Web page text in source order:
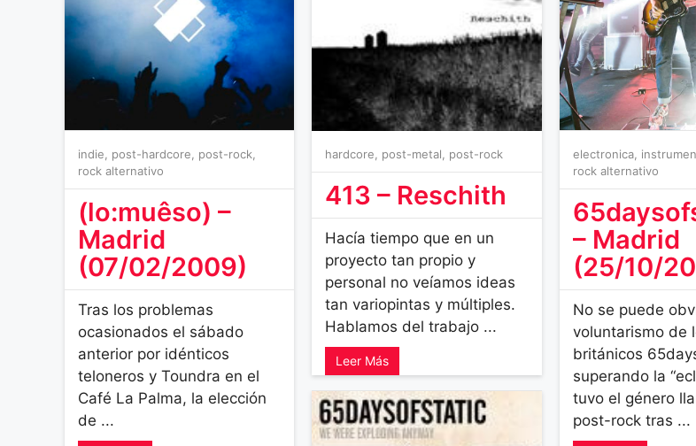
indie, post-hardcore, post-rock,
rock alternativo
(lo:muêso) –
Madrid
(07/02/2009)
Tras los problemas
ocasionados el sábado
anterior por idénticos
teloneros y Toundra en el
Café La Palma, la elección
de ...
hardcore, post-metal, post-rock
413 – Reschith
Hacía tiempo que en un
proyecto tan propio y
personal no veíamos ideas
tan variopintas y múltiples.
Hablamos del trabajo ...
Leer Más
electronica,
rock alternativo
– Madrid
(25/10/
No se puede
voluntarismo de
británicos
superando la
tuvo el género
post-rock tras ...